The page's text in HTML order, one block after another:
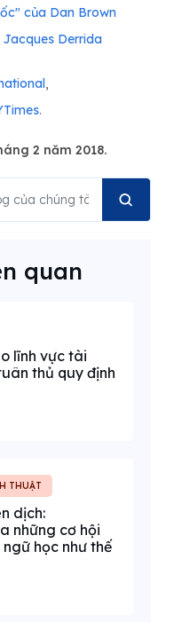
của Dan Brown
Derrida
,
.
2 năm 2018.
quan
lĩnh vực tài
thủ quy định
THUẬT
dịch:
những cơ hội
học như thế